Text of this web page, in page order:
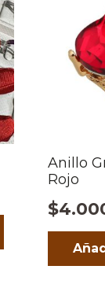
Anillo
Rojo
$